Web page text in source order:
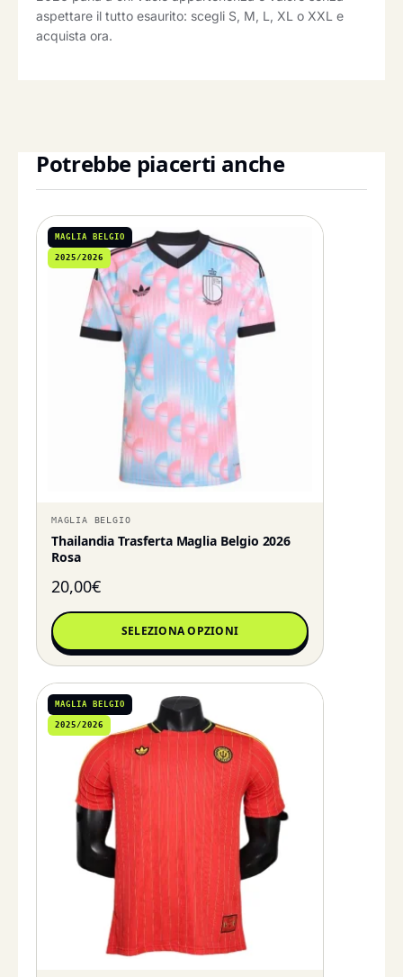
aspettare il tutto esaurito: scegli S, M, L, XL o XXL e
acquista ora.
Potrebbe piacerti anche
MAGLIA BELGIO
2025/2026
MAGLIA BELGIO
Thailandia Trasferta Maglia Belgio 2026
Rosa
20,00€
SELEZIONA OPZIONI
MAGLIA BELGIO
2025/2026